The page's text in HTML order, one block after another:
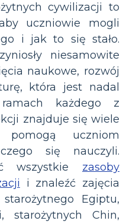
cywilizacji to
uczniowie mogli
i jak to się stało.
niesamowite
naukowe, rozwój
która jest nadal
każdego z
znajduje się wiele
pomogą uczniom
się nauczyli.
wszystkie zasoby
i znaleźć zajęcia
Egiptu,
starożytnych Chin,